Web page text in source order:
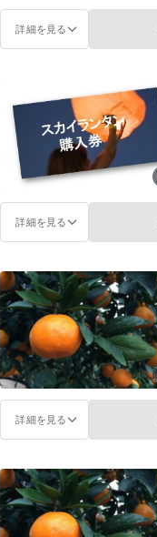
詳細を見る
詳細を見る
詳細を見る